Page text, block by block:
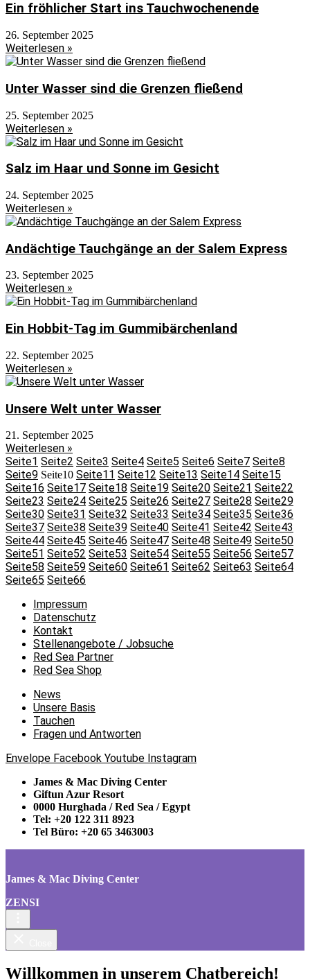
Ein fröhlicher Start ins Tauchwochenende
26. September 2025
Weiterlesen »
Unter Wasser sind die Grenzen fließend
25. September 2025
Weiterlesen »
Salz im Haar und Sonne im Gesicht
24. September 2025
Weiterlesen »
Andächtige Tauchgänge an der Salem Express
23. September 2025
Weiterlesen »
Ein Hobbit-Tag im Gummibärchenland
22. September 2025
Weiterlesen »
Unsere Welt unter Wasser
21. September 2025
Weiterlesen »
Seite1 Seite2 Seite3 Seite4 Seite5 Seite6 Seite7 Seite8
Seite9 Seite10 Seite11 Seite12 Seite13 Seite14 Seite15
Seite16 Seite17 Seite18 Seite19 Seite20 Seite21 Seite22
Seite23 Seite24 Seite25 Seite26 Seite27 Seite28 Seite29
Seite30 Seite31 Seite32 Seite33 Seite34 Seite35 Seite36
Seite37 Seite38 Seite39 Seite40 Seite41 Seite42 Seite43
Seite44 Seite45 Seite46 Seite47 Seite48 Seite49 Seite50
Seite51 Seite52 Seite53 Seite54 Seite55 Seite56 Seite57
Seite58 Seite59 Seite60 Seite61 Seite62 Seite63 Seite64
Seite65 Seite66
Impressum
Datenschutz
Kontakt
Stellenangebote / Jobsuche
Red Sea Partner
Red Sea Shop
News
Unsere Basis
Tauchen
Fragen und Antworten
Envelope Facebook Youtube Instagram
James & Mac Diving Center
Giftun Azur Resort
0000 Hurghada / Red Sea / Egypt
Tel: +20 122 311 8923
Tel Büro: +20 65 3463003
James & Mac Diving Center
ZENSI
Willkommen in unserem Chatbereich!